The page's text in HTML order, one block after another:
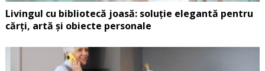
Livingul cu bibliotecă joasă: soluție elegantă pentru
cărți, artă și obiecte personale